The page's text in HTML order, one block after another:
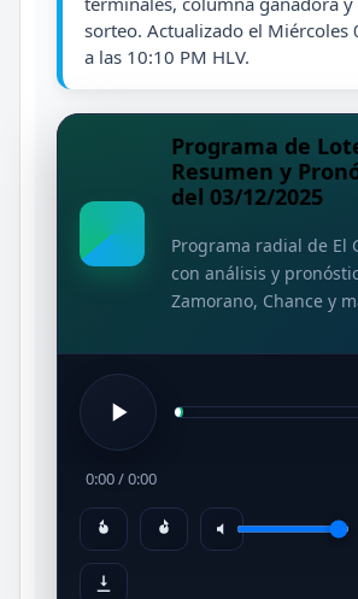
sorteo. Actualizado el
a las 10:10 PM HLV.
Programa de
Resumen y
del 03/12/2025
Programa radial de El
con análisis y
Zamorano, Chance y
0:00/0:00